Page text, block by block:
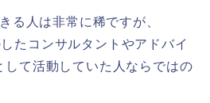
る人は非常に稀ですが、
たコンサルタントやアドバイ
て活動していた人ならではの